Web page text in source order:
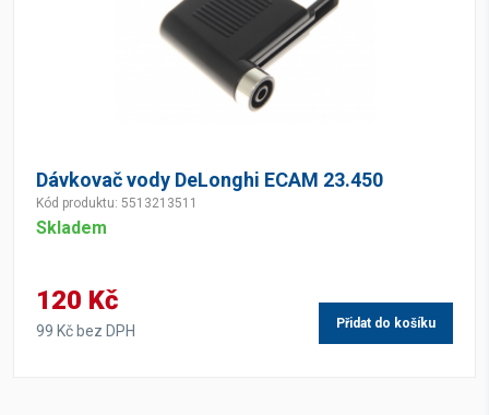
Dávkovač vody DeLonghi ECAM 23.450
Kód produktu: 5513213511
Skladem
120 Kč
99 Kč bez DPH Přidat do košíku